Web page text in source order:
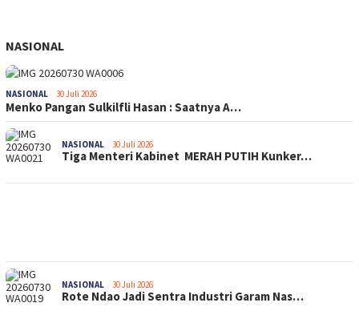
NASIONAL
NASIONAL 30 Juli 2026
Menko Pangan Sulkilfli Hasan : Saatnya A…
NASIONAL 30 Juli 2026
Tiga Menteri Kabinet MERAH PUTIH Kunker…
NASIONAL 30 Juli 2026
Rote Ndao Jadi Sentra Industri Garam Nas…